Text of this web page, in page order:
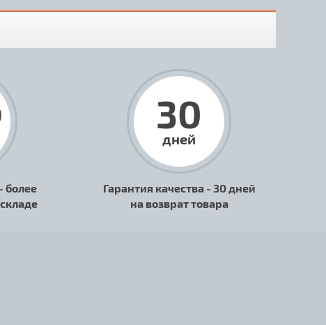
более
30
дней
Гарантия качества - 30 дней
на возврат товара